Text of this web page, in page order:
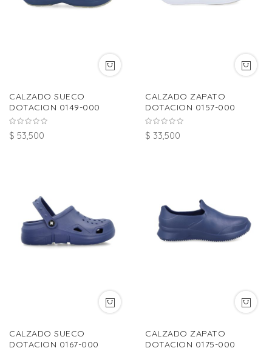
CALZADO SUECO
DOTACION 0149-000
$ 53,500
CALZADO ZAPATO
DOTACION 0157-000
$ 33,500
CALZADO SUECO
DOTACION 0167-000
CALZADO ZAPATO
DOTACION 0175-000